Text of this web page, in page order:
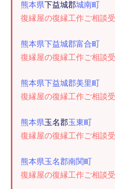
熊本県下益城郡城南町
復縁屋の復縁工作ご相談
熊本県下益城郡富合町
復縁屋の復縁工作ご相談
熊本県下益城郡美里町
復縁屋の復縁工作ご相談
熊本県玉名郡玉東町
復縁屋の復縁工作ご相談
熊本県玉名郡南関町
復縁屋の復縁工作ご相談